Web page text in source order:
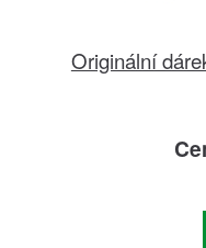
Originální